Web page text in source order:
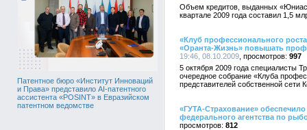
Патентное бюро «Институт Инноваций
и Права» представило AI-патентного
ассистента «POSINT» в Евразийском
патентном ведомстве
Объем кредитов, выданных
квартале 2009 года составил 1,5
«Клуб профессионального
«Оранта-Жизнь» повышать
19:46, 08.10.2009
997
5 октября 2009 года специалисты
очередное собрание «Клуба
представителей собственной сети
«ГУТА-Страхование»
федерального агентства по
812